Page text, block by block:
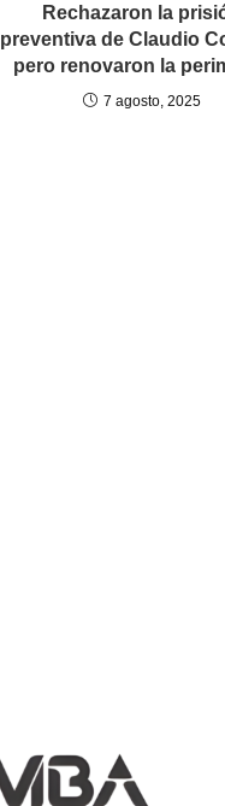
Rechazaron la
preventiva de Claudio
pero renovaron la
7 agosto, 2025